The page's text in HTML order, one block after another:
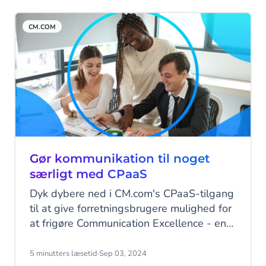
og målrettede beskeder, der bliver set.
CM.COM
Gør kommunikation til noget
særligt med CPaaS
Dyk dybere ned i CM.com's CPaaS-tilgang
til at give forretningsbrugere mulighed for
at frigøre Communication Excellence - en
Solutions, et globalt rådgivnings- og
5 minutters læsetid·Sep 03, 2024